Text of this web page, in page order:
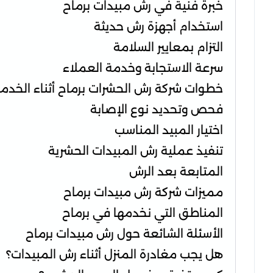
خبرة فنية في رش مبيدات برماح
استخدام أجهزة رش حديثة
التزام بمعايير السلامة
سرعة الاستجابة وخدمة العملاء
خطوات شركة رش الحشرات برماح أثناء
فحص وتحديد نوع الإصابة
اختيار المبيد المناسب
تنفيذ عملية رش المبيدات الحشرية
المتابعة بعد الرش
مميزات شركة رش مبيدات برماح
المناطق التي نخدمها في برماح
الأسئلة الشائعة حول رش مبيدات برماح
هل يجب مغادرة المنزل أثناء رش المبيدات؟